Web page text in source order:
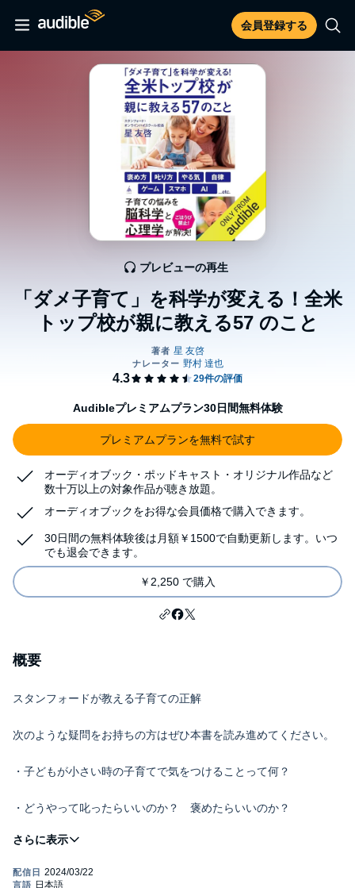
会員登録する
「ダメ子育て」を科学が変える！全米
トップ校が親に教える57 のこと
プレビューの再生
Audibleプレミアムプラン30日間無料体験
プレミアムプランを無料で試す
オーディオブック・ポッドキャスト・オリジナル作品など
数十万以上の対象作品が聴き放題。
オーディオブックをお得な会員価格で購入できます。
30日間の無料体験後は月額￥1500で自動更新します。いつ
でも退会できます。
￥2,250 で購入
概要
スタンフォードが教える子育ての正解
次のような疑問をお持ちの方はぜひ本書を読み進めてください。
・子どもが小さい時の子育てで気をつけることって何？
・どうやって叱ったらいいのか？ 褒めたらいいのか？
・子どもの将来にベストなしつけ方は？
・子どもの人間関係とか心の成長をどうやって育てる？